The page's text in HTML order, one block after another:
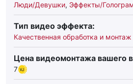
Люди/Девушки, Эффекты/
Тип видео эффекта:
Качественная обработка и
Цена видеомонтажа вашего
7